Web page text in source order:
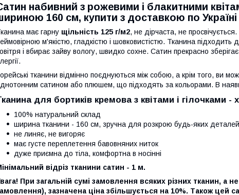
набивний з рожевими і блакитними
160 см, купити з доставкою по Україні
має гарну щільність 125 г/м2, не дірчаста, не
м'якістю, гладкістю і шовковистістю. Тканина підходить
і вбирає зайву вологу, швидко сохне. Сатин прекрасно
тканини відмінно поєднуються між собою, а крім того, ви
сатином або плюшем, що підходять за кольорами. В
для бортиків кремова з квітами і гілочками -
100% натуральний склад
ширина тканини - 160 см, зручна для розкрою будь-яких деталей
не линяє, не вигоряє
має густе переплетення бавовняних ниток
дуже приємна до тіла, комфортна в носінні
відріз тканини сатин - 1 м.
При загальній сумі замовлення всяких різних тканин, а
зазначена ціна збільшується на 10%. Також цей